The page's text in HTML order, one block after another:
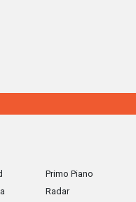
Primo Piano
Radar